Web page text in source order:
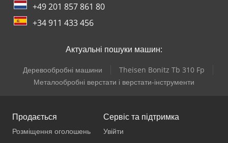
+49 201 857 861 80
+34 911 433 456
Актуальні пошуки машин:
Деревообробні машини
Theisen Bonitz Tb 310 Fp
Металообробні верстати і верстати-інструменти
Продається
Розміщення оголошень
Сервіс та підтримка
Увійти